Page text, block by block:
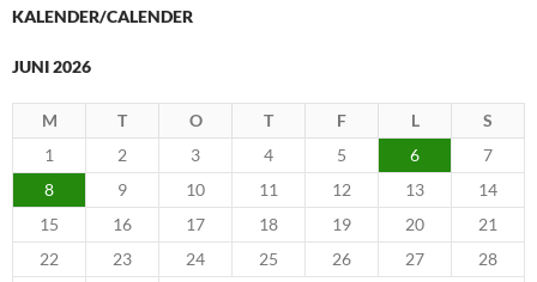
KALENDER/CALENDER
JUNI 2026
M T O T F L
S
1
2 3 4 5 6
7
8
9 10 11 12 13
14
15
16 17 18 19 20
21
22
23 24 25 26 27
28